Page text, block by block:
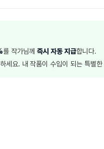
를 작가님께즉시 자동 지급합니다.
세요. 내 작품이 수입이 되는 특별